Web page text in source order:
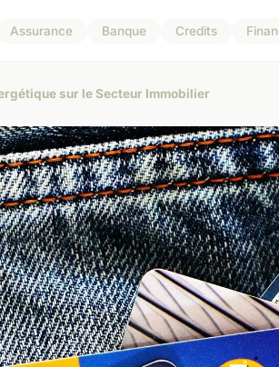
Assurance Banque Credits
sur le Secteur Immobilier